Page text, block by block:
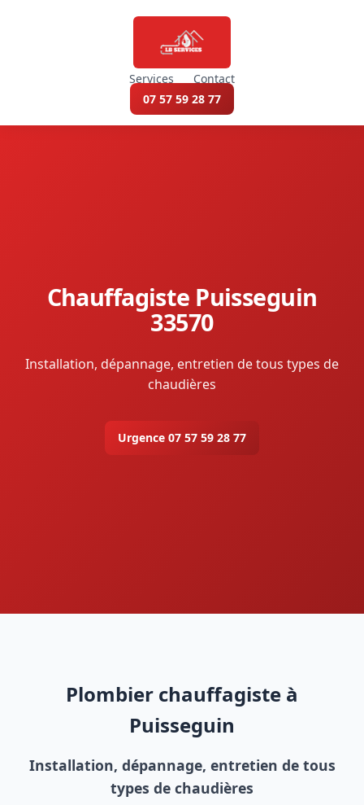
Services
Contact
07 57 59 28 77
Chauffagiste Puisseguin
33570
Installation, dépannage, entretien de tous types de
chaudières
Urgence 07 57 59 28 77
Plombier chauffagiste à
Puisseguin
Installation, dépannage, entretien de tous
types de chaudières